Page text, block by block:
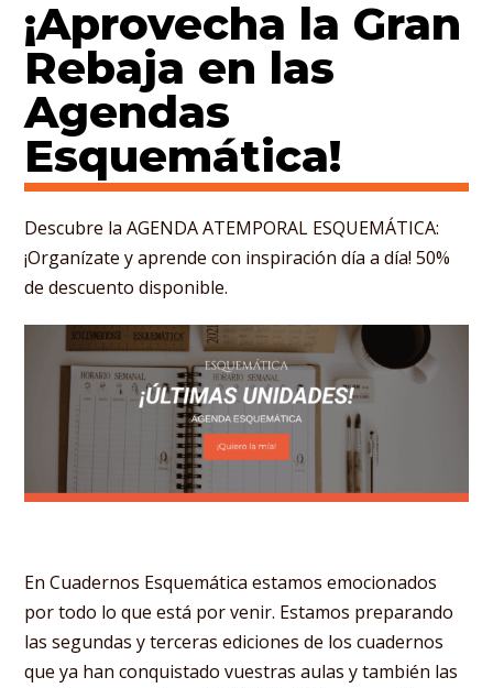
¡Aprovecha la Gran
Rebaja en las
Agendas
Esquemática!
Descubre la AGENDA ATEMPORAL ESQUEMÁTICA:
¡Organízate y aprende con inspiración día a día! 50%
de descuento disponible.
En Cuadernos Esquemática estamos emocionados
por todo lo que está por venir. Estamos preparando
las segundas y terceras ediciones de los cuadernos
que ya han conquistado vuestras aulas y también las